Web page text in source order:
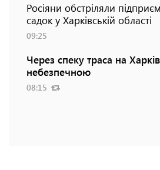
Росіяни обстріляли
садок у Харківській області
09:25
Через спеку траса на
небезпечною
08:15